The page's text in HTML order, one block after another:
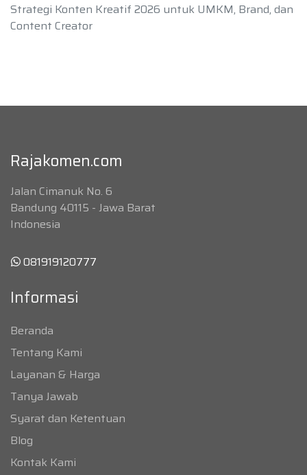
Strategi Konten Kreatif 2026 untuk UMKM, Brand, dan
Content Creator
Rajakomen.com
Jalan Cimanuk No. 6
Bandung 40115 - Jawa Barat
Indonesia
081919120777
Informasi
Beranda
Tentang Kami
Layanan & Harga
Tanya Jawab
Syarat dan Ketentuan
Blog
Kontak Kami